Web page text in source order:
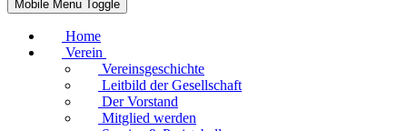
Mobile Menu Toggle
Home
Verein
Vereinsgeschichte
Leitbild der Gesellschaft
Der Vorstand
Mitglied werden